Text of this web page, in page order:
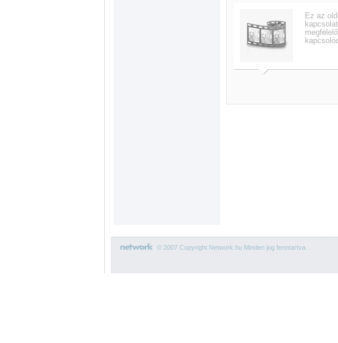
Ez az
© 2007 Copyright Network.hu Minden jog fenntartva.